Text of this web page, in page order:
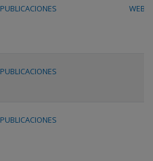
PUBLICACIONES WEB
PUBLICACIONES
PUBLICACIONES